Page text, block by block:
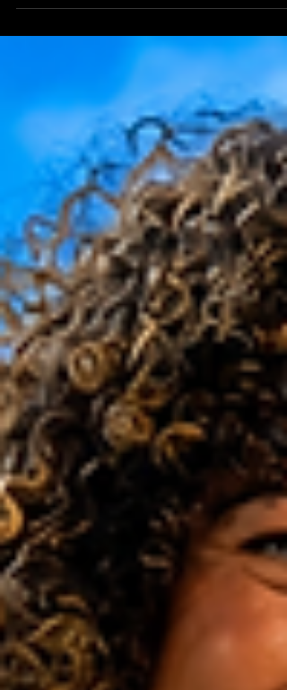
es una receta tradicional puertorriqueña,
de sabor y tradición caribeña.